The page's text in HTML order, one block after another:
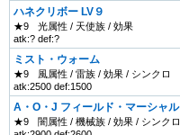
ハネクリボー LV９
★9
光属性 / 天使族 / 効果
atk:? def:?
ミスト・ウォーム
★9
風属性 / 雷族 / 効果 / シンクロ
atk:2500 def:1500
A・O・J フィールド・マーシャル
★9
闇属性 / 機械族 / 効果 / シンクロ